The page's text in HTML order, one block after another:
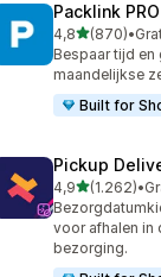
Packlink
4,8van 5
(870)
870 recensies
•
Bespaar tijd en
maandelijkse
Built for
Pickup
4,9van 5
(1.262)
1262 recensies
•
voor afhalen in
bezorging.